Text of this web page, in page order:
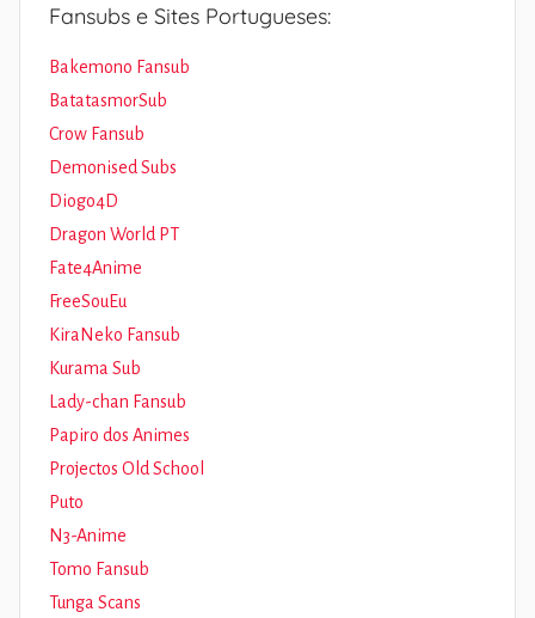
Fansubs e Sites Portugueses:
Bakemono Fansub
BatatasmorSub
Crow Fansub
Demonised Subs
Diogo4D
Dragon World PT
Fate4Anime
FreeSouEu
KiraNeko Fansub
Kurama Sub
Lady-chan Fansub
Papiro dos Animes
Projectos Old School
Puto
N3-Anime
Tomo Fansub
Tunga Scans